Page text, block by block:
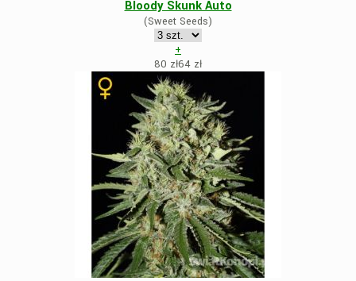
Bloody Skunk Auto
(Sweet Seeds)
+
80 zł64 zł